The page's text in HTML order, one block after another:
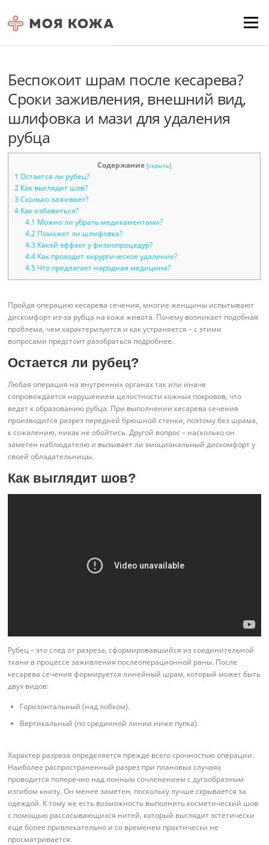
Menu
Беспокоит шрам после кесарева?
Сроки заживления, внешний вид,
шлифовка и мази для удаления
рубца
Содержание [скрыть]
1 Остается ли рубец?
2 Как выглядит шов?
3 Сколько заживает?
4 Как избавиться?
4.1 Можно ли убрать медикаментами?
4.2Поможет ли шлифовка?
4.3Какой эффект у физиопроцедур?
4.4Как проходит хирургическое удаление?
4.5Что предлагает народная медицина?
Пройдя операцию кесарева сечения, многие женщины испытывают
дискомфорт из-за рубца на коже живота. Почему возникает подобная
проблема, чем характеризуется и как устраняется – с этими
вопросами предстоит разобраться подробнее.
Остается ли рубец?
Любая операция на внутренних органах так или иначе
сопровождается нарушением целостности кожных покровов, что
ведет к образованию рубца. При выполнении кесарева сечения
производится разрез передней брюшной стенки, поэтому без шрама,
к сожалению, никак не обойтись. Другой вопрос – насколько он
заметен наблюдателю и вызывает ли эмоциональный дискомфорт у
своей обладательницы.
Как выглядит шов?
Рубец – это след от разреза, сформировавшийся из соединительной
ткани в процессе заживления послеоперационной раны. После
кесарева сечения формируется линейный шрам, который может быть
двух видов:
Горизонтальный (над лобком).
Вертикальный (по срединной линии ниже пупка).
Характер разреза определяется прежде всего срочностью операции.
Наиболее распространенный разрез при плановых случаях
проводится поперечно над лонным сочленением с дугообразным
изгибом книзу. Он менее заметен, поскольку лучше скрывается за
одеждой. К тому же есть возможность выполнить косметический шов
с помощью рассасывающихся нитей, который выглядит эстетически
еще более привлекательно и со временем практически не
просматривается.
Для любых предложений по